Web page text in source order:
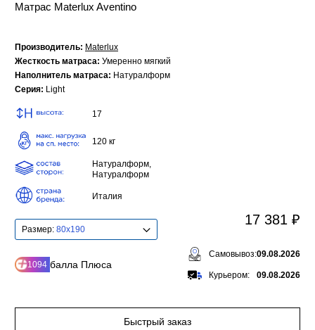
Матрас Materlux Aventino
Производитель: Materlux
Жесткость матраса: Умеренно мягкий
Наполнитель матраса: Натуралформ
Серия: Light
17
120 кг
Натуралформ,
Натуралформ
Италия
Размер: 80x190
1094 балла Плюса
17 381 ₽
Самовывоз:09.08.2026
Курьером: 09.08.2026
Быстрый заказ